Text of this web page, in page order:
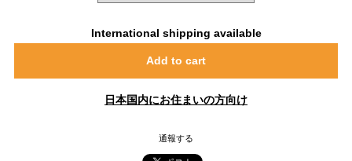
International shipping available
Add to cart
日本国内にお住まいの方向け
通報する